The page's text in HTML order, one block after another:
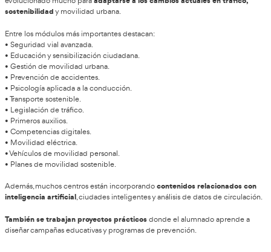
Para estudiar el Técnico Superior en Movilidad Segura y
necesariocumplir alguno de los requisitos oficiales
acceder a un ciclo formativo de grado superior.
Las opciones más habituales son:
• Haber terminado Bachillerato.
• Disponer de un título de Técnico.
• Haber aprobado la prueba de acceso a grado superior.
• Contar con estudios universitarios.
• Tener otra titulación equivalente.
desean acceder a una nueva profesión sin necesidad de
En algunos casos,los centros privados realizan entrevistas
pruebas internas para valorar el nivel académico del